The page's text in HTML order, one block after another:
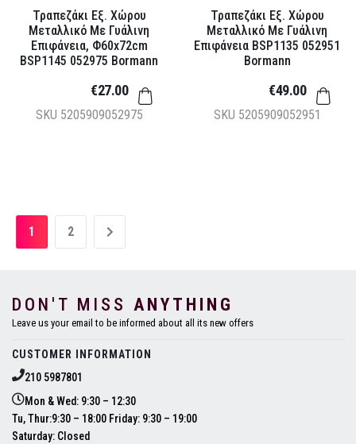
Τραπεζάκι Εξ. Χώρου
Μεταλλικό Με Γυάλινη
Επιφάνεια, Φ60x72cm
BSP1145 052975 Bormann
SKU 5205909052975
€27.00
Τραπεζάκι Εξ. Χώρου
Μεταλλικό Με Γυάλινη
Επιφάνεια BSP1135 052951
Bormann
SKU 5205909052951
€49.00
1 2 »
DON'T MISS ANYTHING
Leave us your email to be informed about all its new offers
CUSTOMER INFORMATION
210 5987801
Mon & Wed: 9:30 – 12:30
Tu, Thur:9:30 – 18:00 Friday: 9:30 – 19:00
Saturday: Closed